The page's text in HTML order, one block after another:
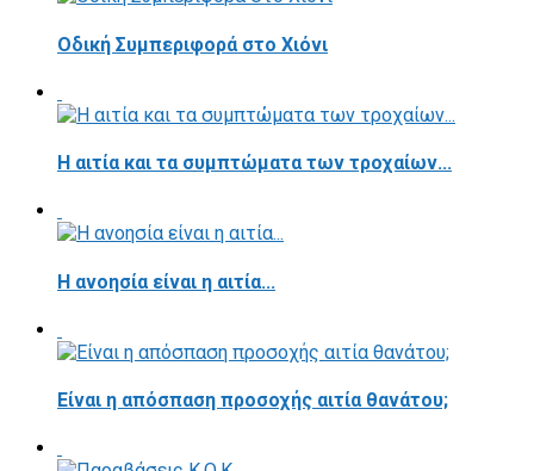
Οδική Συμπεριφορά στο Χιόνι
Η αιτία και τα συμπτώματα των τροχαίων...
Η ανοησία είναι η αιτία...
Είναι η απόσπαση προσοχής αιτία θανάτου;